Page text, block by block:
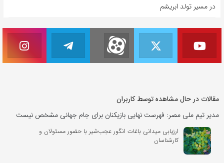
در مسیر تولد ابریشم
مقالات در حال مشاهده توسط کاربران
مدیر تیم ملی مصر: فهرست نهایی بازیکنان برای جام جهانی مشخص نیست
ارزیابی میدانی باغات انگور عجب‌شیر با حضور مسئولان و
کارشناسان